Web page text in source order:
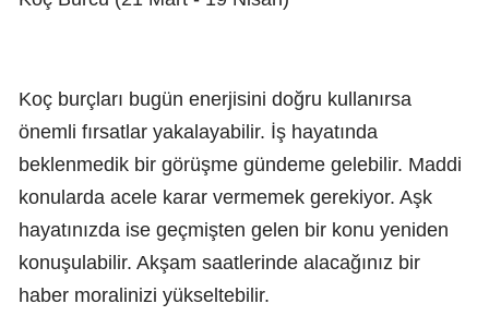
Koç burçları bugün enerjisini doğru kullanırsa
önemli fırsatlar yakalayabilir. İş hayatında
beklenmedik bir görüşme gündeme gelebilir. Maddi
konularda acele karar vermemek gerekiyor. Aşk
hayatınızda ise geçmişten gelen bir konu yeniden
konuşulabilir. Akşam saatlerinde alacağınız bir
haber moralinizi yükseltebilir.